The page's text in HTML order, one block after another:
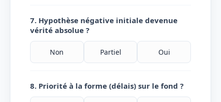
7. Hypothèse négative initiale devenue
vérité absolue ?
Non Partiel Oui
8. Priorité à la forme (délais) sur le fond ?